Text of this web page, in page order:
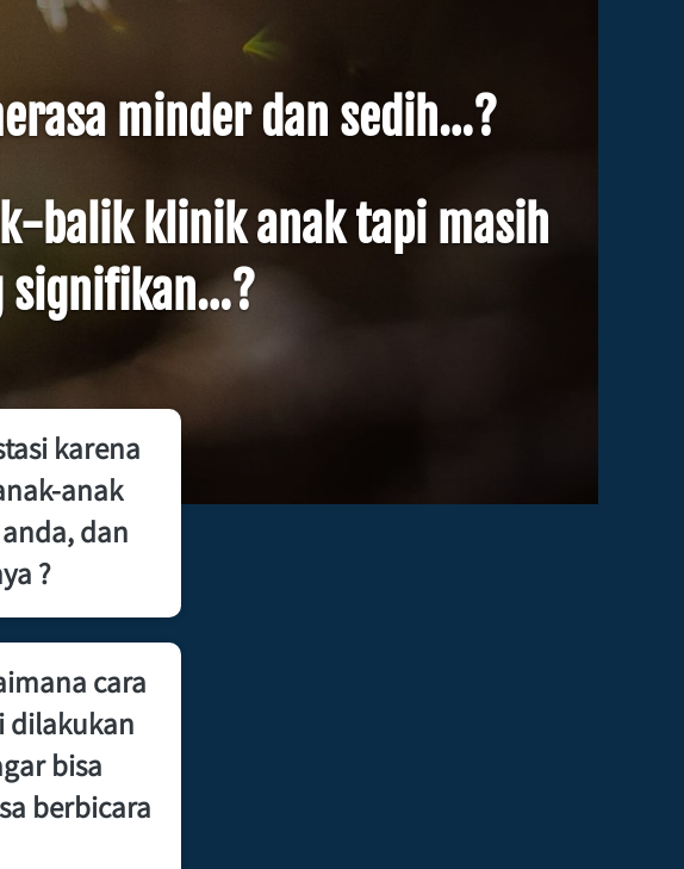
minder dan sedih…?
balik klinik anak tapi masih
signifikan…?
karena
anak
dan
?
cara
dilakukan
bisa
berbicara